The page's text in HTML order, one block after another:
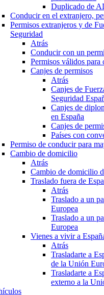
Duplicado de
Conducir en el extranjero,
Permisos extranjeros y de
Seguridad
Atrás
Conducir con un
Permisos válidos para
Canjes de permisos
Atrás
Canjes de
Seguridad
Canjes de
en España
Canjes de
Países con
Permiso de conducir para
Cambio de domicilio
Atrás
Cambio de domicilio
Traslado fuera de
Atrás
Traslado a un
Europea
Traslado a un
Europea
Vienes a vivir a
Atrás
Trasladarte a
de la Unión
Trasladarte a
externo a la